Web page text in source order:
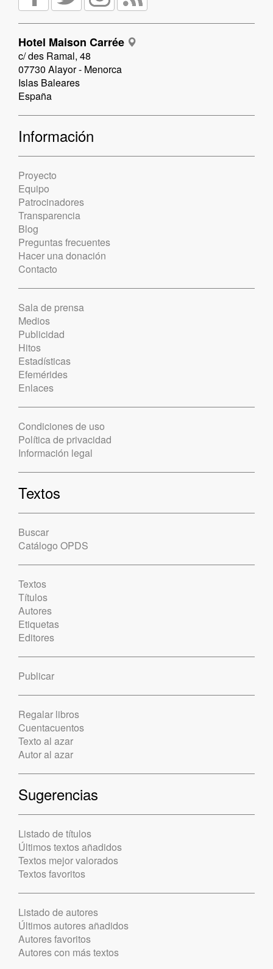
Hotel Maison Carrée
c/ des Ramal, 48
07730 Alayor - Menorca
Islas Baleares
España
Información
Proyecto
Equipo
Patrocinadores
Transparencia
Blog
Preguntas frecuentes
Hacer una donación
Contacto
Sala de prensa
Medios
Publicidad
Hitos
Estadísticas
Efemérides
Enlaces
Condiciones de uso
Política de privacidad
Información legal
Textos
Buscar
Catálogo OPDS
Textos
Títulos
Autores
Etiquetas
Editores
Publicar
Regalar libros
Cuentacuentos
Texto al azar
Autor al azar
Sugerencias
Listado de títulos
Últimos textos añadidos
Textos mejor valorados
Textos favoritos
Listado de autores
Últimos autores añadidos
Autores favoritos
Autores con más textos